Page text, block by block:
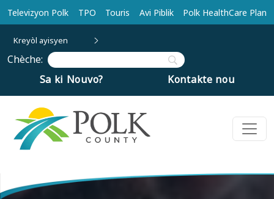
Ale nan kontni prensipal la
Televizyon Polk TPO Touris Avi Piblik Polk HealthCare Plan
Kreyòl ayisyen
Chèche:
Sa ki Nouvo?
Kontakte nou